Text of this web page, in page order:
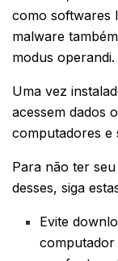
como softwares
malware
modus operandi.
Uma vez
acessem dados
computadores e
Para não ter
desses, siga
Evite
computador